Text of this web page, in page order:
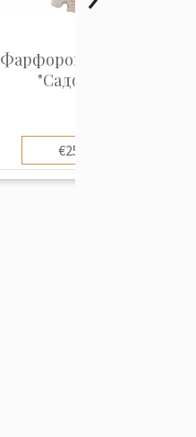
Фарфоровая фигура
"Садовник"
€250.00